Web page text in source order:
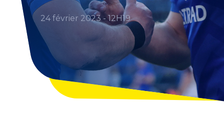
24 février 2023 - 12H19